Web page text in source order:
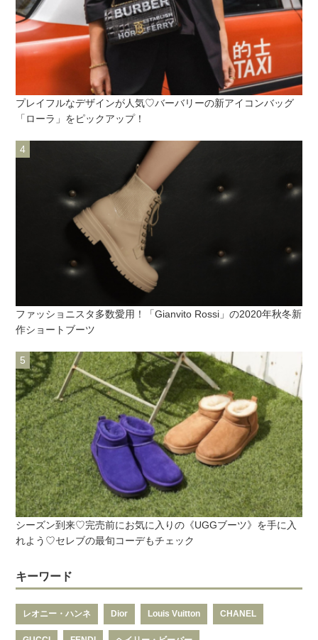
プレイフルなデザインが人気♡バーバリーの新アイコンバッグ
「ローラ」をピックアップ！
ファッショニスタ多数愛用！「Gianvito Rossi」の2020年秋冬新
作ショートブーツ
シーズン到来♡完売前にお気に入りの《UGGブーツ》を手に入
れよう♡セレブの最旬コーデもチェック
キーワード
レオニー・ハンネ Dior Louis Vuitton CHANEL